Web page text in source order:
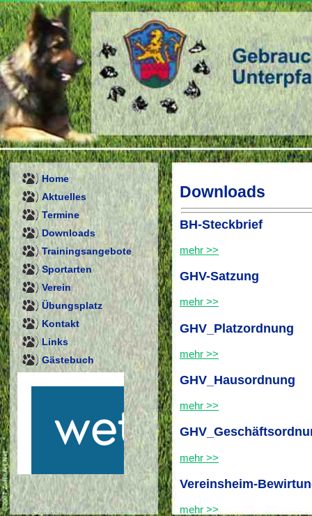
Home
Aktuelles
Termine
Downloads
Trainingsangebote
Sportarten
Verein
Übungsplatz
Kontakt
Links
Gästebuch
Downloads
BH-Steckbrief
mehr >>
GHV-Satzung
mehr >>
GHV_Platzordnung
mehr >>
GHV_Hausordnung
mehr >>
mehr >>
Vereinsheim-
mehr >>